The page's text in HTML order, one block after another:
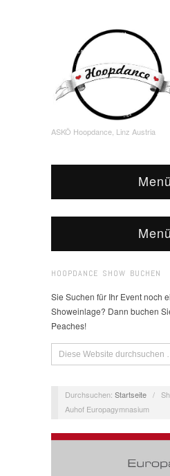
ASKÖ Hoopdance, Linz Austria
Menü
Menü
HOOPDANCE SHOW BUCHEN
Sie Suchen für Ihr Event noch
Showeinlage? Dann buchen
Peaches!
Durchsuchen: Startseite /
Auhof Europagymnasium